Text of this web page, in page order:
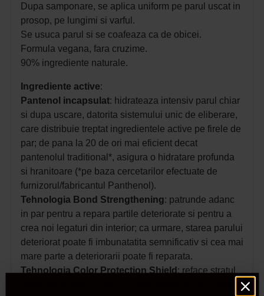
Dupa samponare, se aplica uniform pe parul uscat in
prosop, pe lungimi si varful.
Se usuca parul si se coafeaza ca de obicei.
Formula vegana, fara cruzime.
90% ingrediente naturale.
Ingrediente active:
Pantenol incapsulat: hidrateaza intensiv parul chiar
si dupa uscare, datorita sistemului unic de eliberare,
care distribuie treptat ingredientele active pe firele de
par; de pana la 20 de ori mai eficient decat
pantenolul traditional*, asigura o hidratare profunda
si hranitoare (*pe baza cercetarilor efectuate de
furnizorul/fabricantul Panthenol).
Tehnologia Bond Strengthening: patrunde adanc
in par pentru a repara partile deteriorate si pentru a
crea noi legaturi din interior; ca urmare, starea parului
deteriorat poate fi imbunatatita semnificativ si cea mai
mare parte a deteriorarii poate fi reparata.
Tehnologia Color Protection Shield : reface stratul